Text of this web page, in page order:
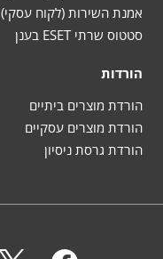
אמנת השירות (לקוח עסקי)
סטטוס שרתי ESET בענן
הורדות
הורדת מוצרים ביתיים
הורדת מוצרים עסקיים
הורדת גרסת ניסיון